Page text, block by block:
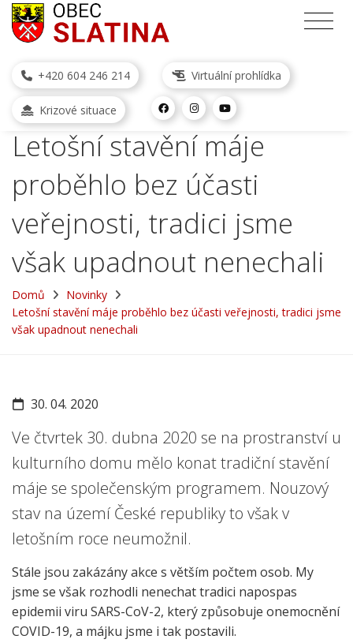
+420 604 246 214 Virtuální prohlídka
Krizové situace
Letošní stavění máje
proběhlo bez účasti
veřejnosti, tradici jsme
však upadnout nenechali
Domů
Novinky
Letošní stavění máje proběhlo bez účasti veřejnosti, tradici jsme
však upadnout nenechali
30. 04. 2020
Ve čtvrtek 30. dubna 2020 se na prostranství u
kulturního domu mělo konat tradiční stavění
máje se společenským programem. Nouzový
stav na území České republiky to však v
letošním roce neumožnil.
Stále jsou zakázány akce s větším počtem osob. My
jsme se však rozhodli nenechat tradici napospas
epidemii viru SARS-CoV-2, který způsobuje onemocnění
COVID-19, a májku jsme i tak postavili.